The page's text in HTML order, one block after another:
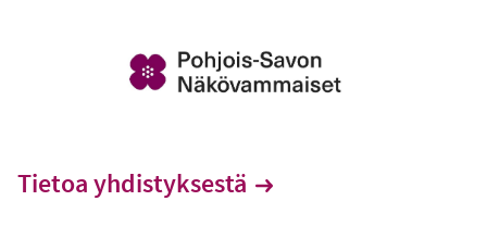
Tietoa yhdistyksestä